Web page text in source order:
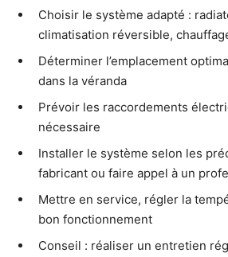
Choisir le système adapté :
climatisation réversible,
Déterminer l’emplacement
dans la véranda
Prévoir les raccordements
nécessaire
Installer le système selon les
fabricant ou faire appel à un
Mettre en service, régler la
bon fonctionnement
Conseil : réaliser un entretien